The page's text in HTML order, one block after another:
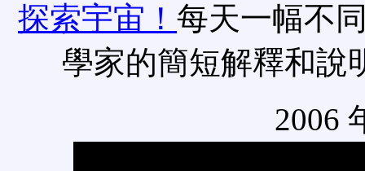
探索宇宙！ 每天一幅不
學家的簡短解釋和說
2006